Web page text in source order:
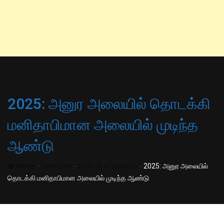
2025: அனுர அலையில் தொடக்கி
மனிதாபிமான அலையில் முடிந்த
ஆண்டு
- - -2025: அனுர அலையில்
தொடக்கி மனிதாபிமான அலையில் முடிந்த ஆண்டு